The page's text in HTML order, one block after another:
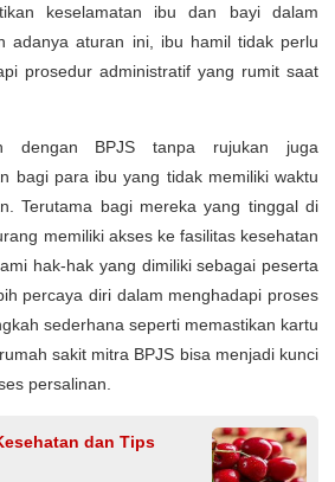
keselamatan ibu dan bayi dalam
adanya aturan ini, ibu hamil tidak perlu
prosedur administratif yang rumit saat
dengan BPJS tanpa rujukan juga
bagi para ibu yang tidak memiliki waktu
Terutama bagi mereka yang tinggal di
memiliki akses ke fasilitas kesehatan
hak-hak yang dimiliki sebagai peserta
percaya diri dalam menghadapi proses
sederhana seperti memastikan kartu
sakit mitra BPJS bisa menjadi kunci
persalinan.
dan Tips